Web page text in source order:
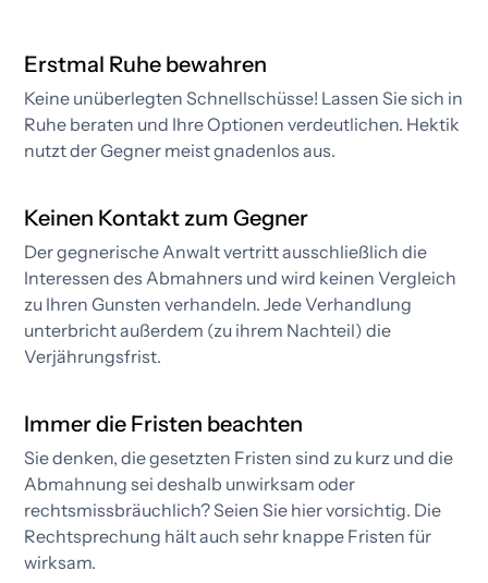
Erstmal Ruhe bewahren
Keine unüberlegten Schnellschüsse! Lassen Sie sich in
Ruhe beraten und Ihre Optionen verdeutlichen. Hektik
nutzt der Gegner meist gnadenlos aus.
Keinen Kontakt zum Gegner
Der gegnerische Anwalt vertritt ausschließlich die
Interessen des Abmahners und wird keinen Vergleich
zu Ihren Gunsten verhandeln. Jede Verhandlung
unterbricht außerdem (zu ihrem Nachteil) die
Verjährungsfrist.​
Immer die Fristen beachten
Sie denken, die gesetzten Fristen sind zu kurz und die
Abmahnung sei deshalb unwirksam oder
rechtsmissbräuchlich? Seien Sie hier vorsichtig. Die
Rechtsprechung hält auch sehr knappe Fristen für
wirksam.